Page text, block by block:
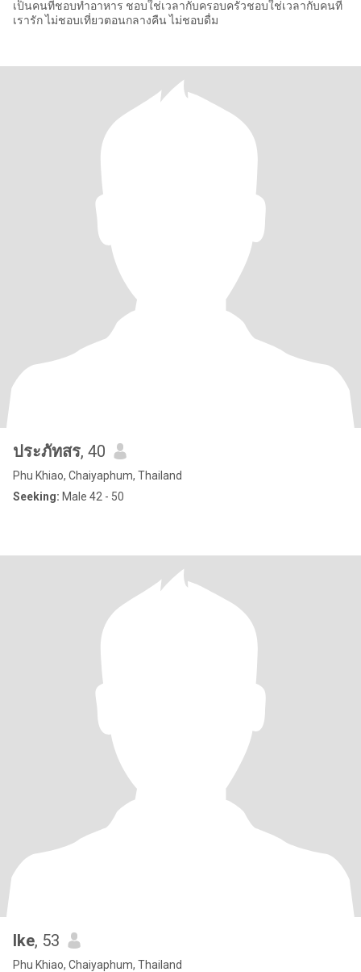
เป็นคนที่ชอบทำอาหาร ชอบใช่เวลากับครอบครัวชอบใช่เวลากับคนที่
เรารัก ไม่ชอบเที่ยวตอนกลางคืน ไม่ชอบดื่ม
ประภัทสร, 40
Phu Khiao, Chaiyaphum, Thailand
Seeking: Male 42 - 50
Ike, 53
Phu Khiao, Chaiyaphum, Thailand